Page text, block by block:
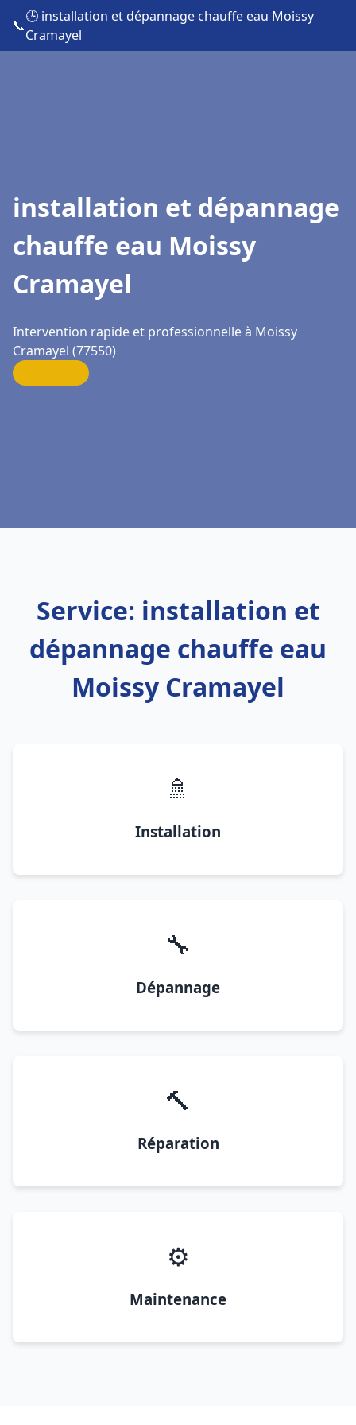
📞
🕒 installation et dépannage chauffe eau Moissy
Cramayel
installation et dépannage
chauffe eau Moissy
Cramayel
Intervention rapide et professionnelle à Moissy
Cramayel (77550)
Service: installation et
dépannage chauffe eau
Moissy Cramayel
🚿
Installation
🔧
Dépannage
🔨
Réparation
⚙️
Maintenance